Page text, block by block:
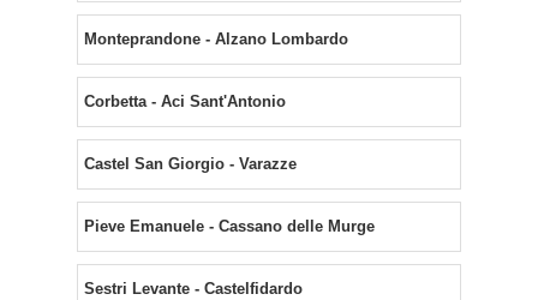
Monteprandone - Alzano Lombardo
Corbetta - Aci Sant'Antonio
Castel San Giorgio - Varazze
Pieve Emanuele - Cassano delle Murge
Sestri Levante - Castelfidardo